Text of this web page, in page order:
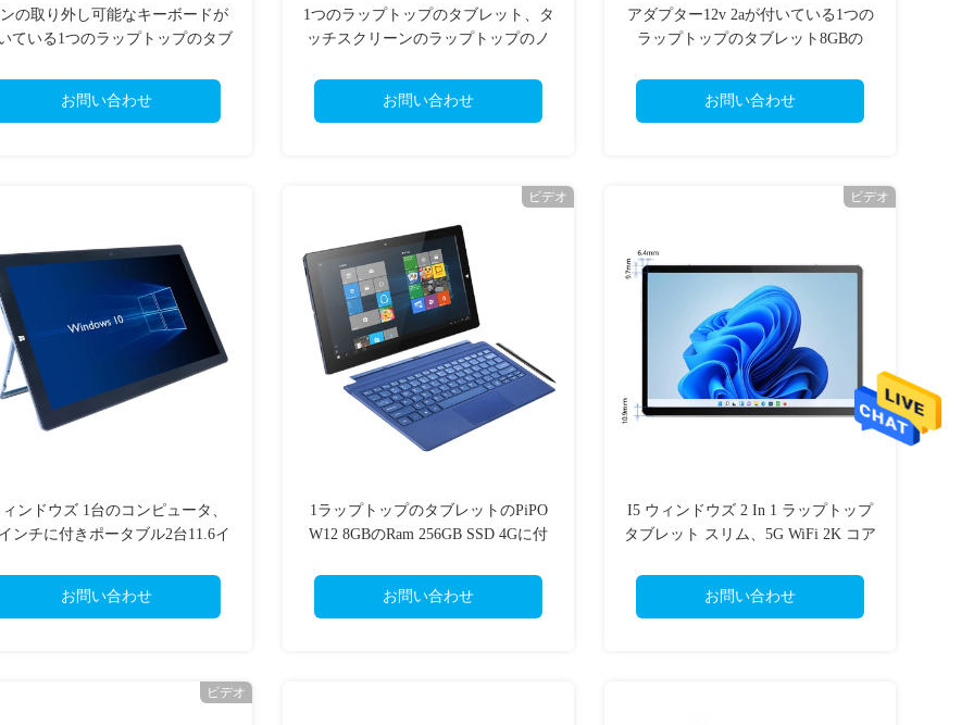
の取り外し可能なキーボードが
ている1つのラップトップのタブ
お問い合わせ
1つのラップトップのタブレット、タ
ッチスクリーンのラップトップのノ
お問い合わせ
アダプター12v 2aが付いている1つの
ラップトップのタブレット8GBの
お問い合わせ
ンドウズ 1台のコンピュータ、
ンチに付きポータブル2台11.6イ
お問い合わせ
ビデオ
1ラップトップのタブレットのPiPO
W12 8GBのRam 256GB SSD 4Gに付
お問い合わせ
ビデオ
I5 ウィンドウズ 2 In 1 ラップトップ
タブレット スリム、5G WiFi 2K コア
お問い合わせ
ビデオ